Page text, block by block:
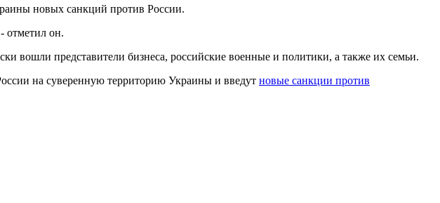
новых санкций против России.
отметил он.
вошли представители бизнеса, российские военные и политики, а также их семьи.
на суверенную территорию Украины и введут новые санкции против